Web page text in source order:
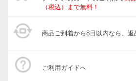
（税込）まで無料！
商品ご到着から8日以内なら、
ご利用ガイドへ